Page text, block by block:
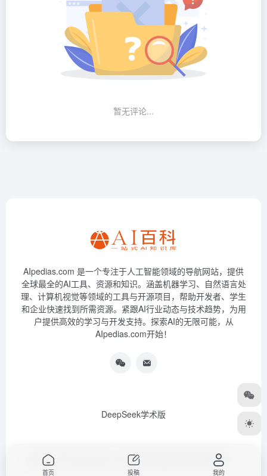
暂无评论...
AIpedias.com 是一个专注于人工智能领域的导航网站，提供
全球最全的AI工具、资源和知识。涵盖机器学习、自然语言处
理、计算机视觉等领域的工具与开源项目，帮助开发者、学生
和企业快速找到所需资源。紧跟AI行业动态与技术趋势，为用
户提供高效的学习与开发支持。探索AI的无限可能，从
AIpedias.com开始！
DeepSeek学术版
Copyright © 2026 AIPedias｜AI导航网 浙ICP备2023026385号-3
首页 投稿 我的